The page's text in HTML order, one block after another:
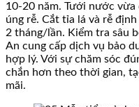
10-20 năm. Tưới nước
úng rễ. Cắt tỉa lá và rễ
2 tháng/lần. Kiểm tra sâu
An cung cấp dịch vụ bảo
hợp lý. Với sự chăm sóc
chắn hơn theo thời gian,
mãi.